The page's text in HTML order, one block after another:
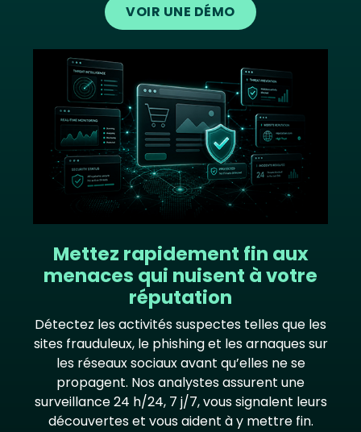
VOIR UNE DÉMO
Mettez rapidement fin aux
menaces qui nuisent à votre
réputation
Détectez les activités suspectes telles que les
sites frauduleux, le phishing et les arnaques sur
les réseaux sociaux avant qu’elles ne se
propagent. Nos analystes assurent une
surveillance 24 h/24, 7 j/7, vous signalent leurs
découvertes et vous aident à y mettre fin.